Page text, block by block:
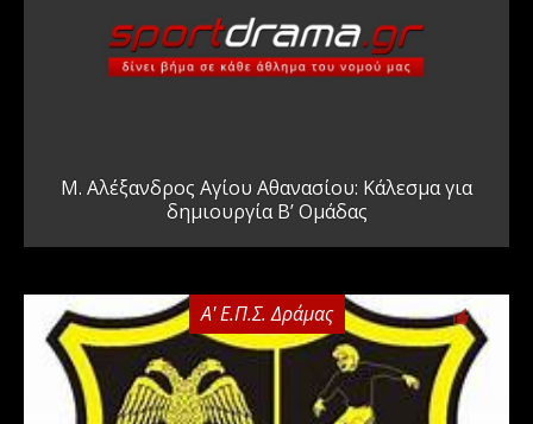
Μ. Αλέξανδρος Αγίου Αθανασίου: Κάλεσμα για
δημιουργία Β’ Ομάδας
Α' Ε.Π.Σ. Δράμας 0